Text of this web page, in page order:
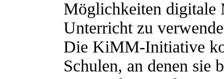
Möglichkeiten digitale
Unterricht zu
Die KiMM-Initiative
Schulen, an denen sie